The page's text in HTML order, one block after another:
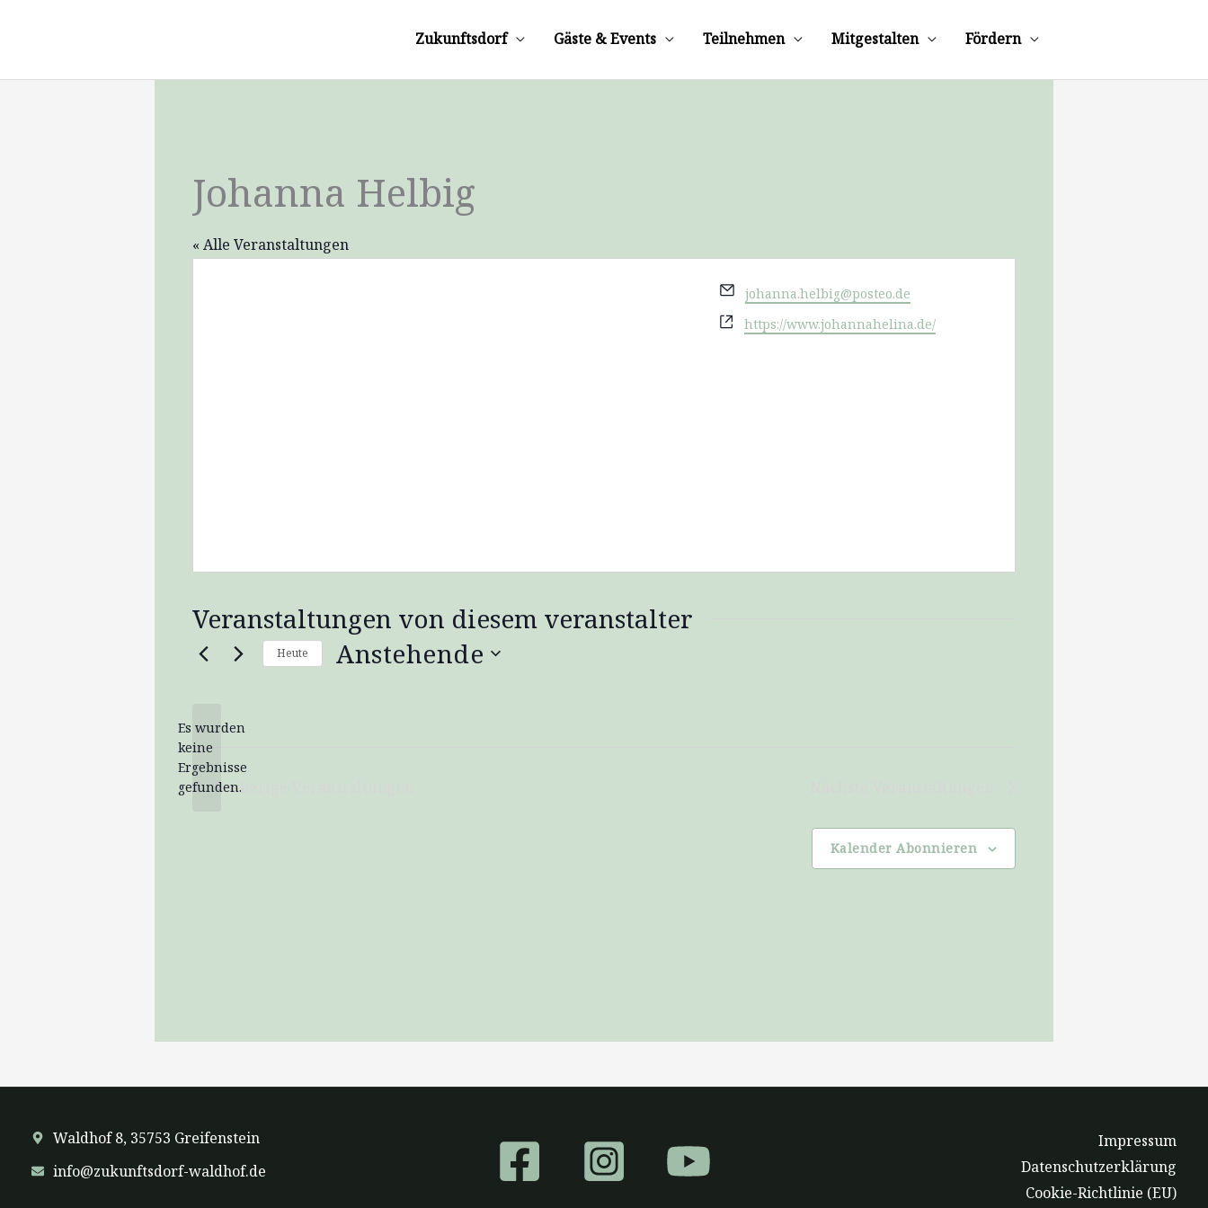
Zukunftsdorf Gäste & Events Teilnehmen Mitgestalten Fördern
Johanna Helbig
« Alle Veranstaltungen
Email
johanna.helbig@posteo.de
Webseite
https://www.johannahelina.de/
Veranstaltungen von diesem veranstalter
Hinweis
Es wurden
keine
Ergebnisse
gefunden.
Heute Anstehende
Vorherige
Kalender Abonnieren
Waldhof 8, 35753 Greifenstein
info@zukunftsdorf-waldhof.de
Impressum
Datenschutzerklärung
Cookie-Richtlinie (EU)